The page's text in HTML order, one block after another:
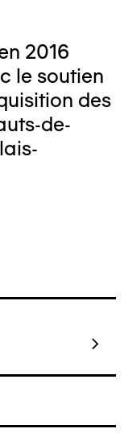
2016
le soutien
des
de-